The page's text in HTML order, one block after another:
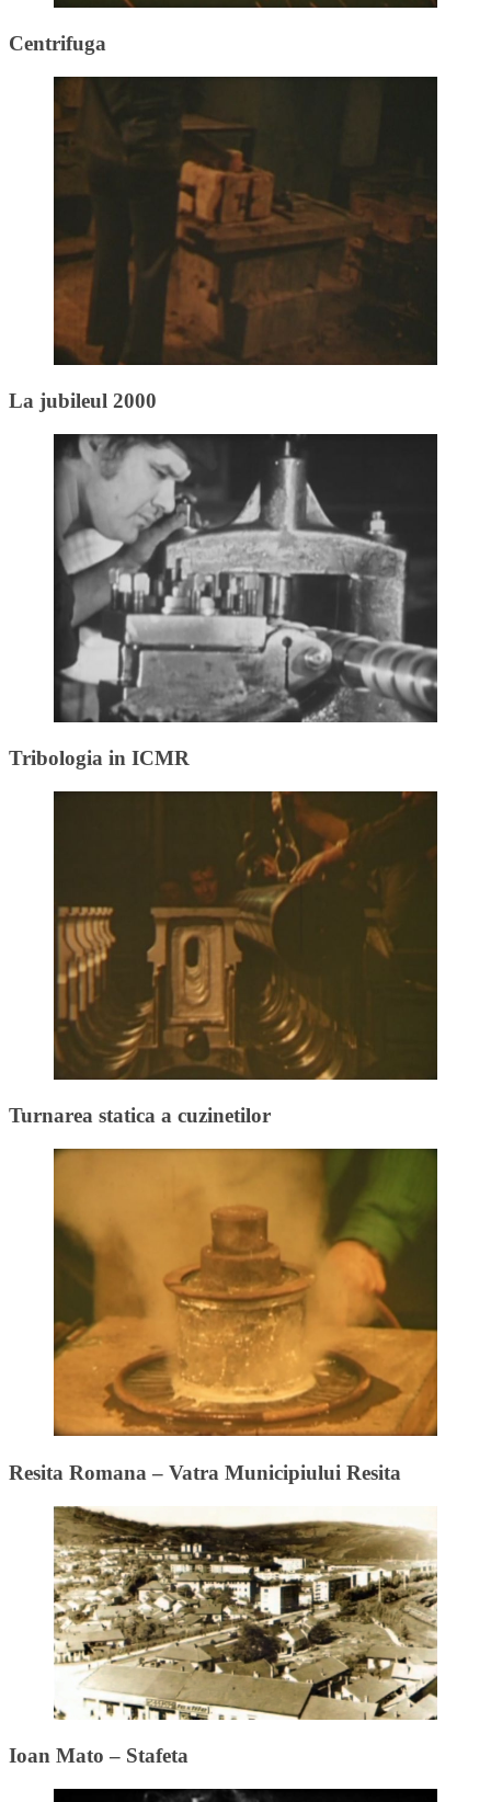
Centrifuga
La jubileul 2000
Tribologia in ICMR
Turnarea statica a cuzinetilor
Resita Romana – Vatra Municipiului Resita
Ioan Mato – Stafeta